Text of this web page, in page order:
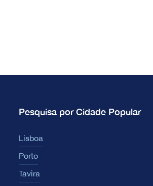
Pesquisa por Cidade Popular
Lisboa
Porto
Tavira